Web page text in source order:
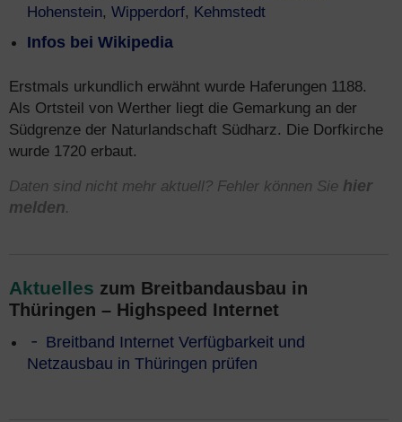
Hohenstein, Wipperdorf, Kehmstedt
Infos bei Wikipedia
Erstmals urkundlich erwähnt wurde Haferungen 1188.
Als Ortsteil von Werther liegt die Gemarkung an der
Südgrenze der Naturlandschaft Südharz. Die Dorfkirche
wurde 1720 erbaut.
Daten sind nicht mehr aktuell? Fehler können Sie hier
melden.
Aktuelles zum Breitbandausbau in
Thüringen – Highspeed Internet
Breitband Internet Verfügbarkeit und
Netzausbau in Thüringen prüfen